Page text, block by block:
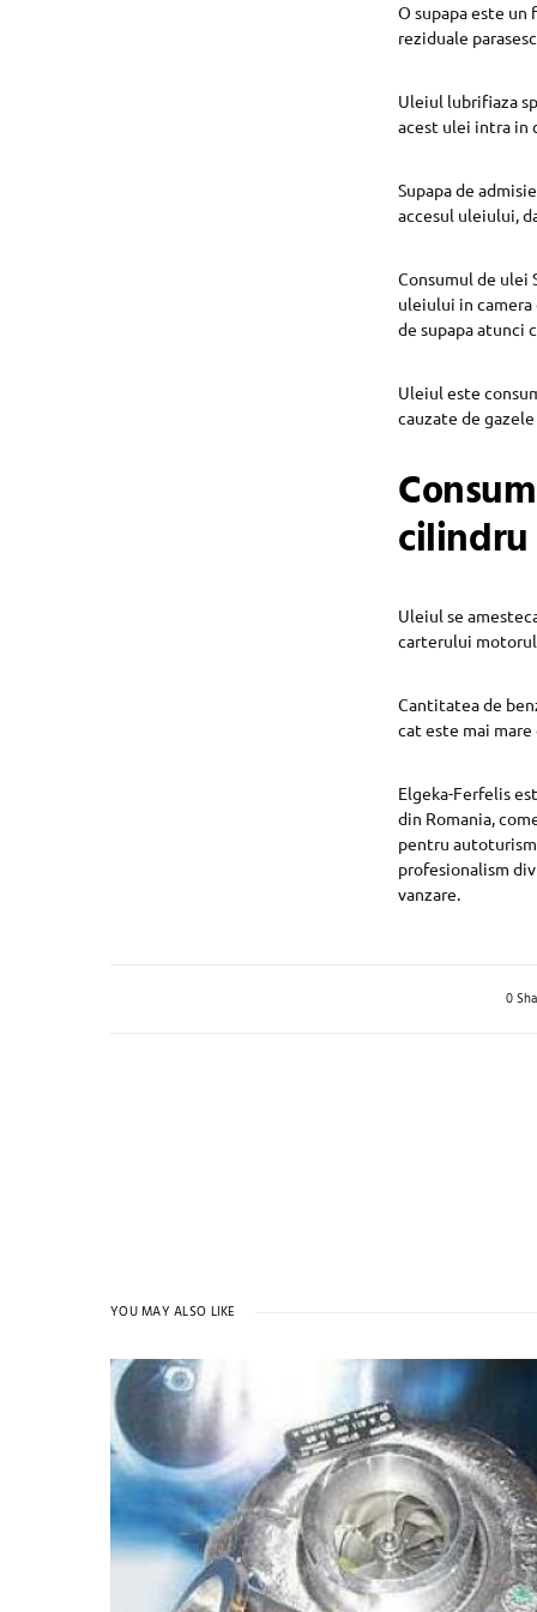
O supapa este un
reziduale
Uleiul lubrifiaza
acest ulei intra in
Supapa de
accesul uleiului,
Consumul de ulei
uleiului in camera
de supapa atunci
Uleiul este
cauzate de
cilindru
Uleiul se
carterului
Cantitatea de
cat este mai
Elgeka-Ferfelis
din Romania,
pentru
profesionalism
vanzare.
0
YOU MAY ALSO LIKE